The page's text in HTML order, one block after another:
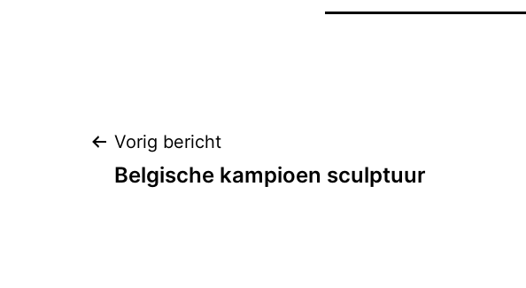
Bericht
Vorig bericht
Belgische kampioen sculptuur